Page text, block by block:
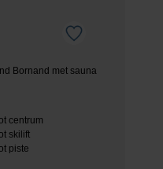
Bornand met sauna
centrum
skilift
piste